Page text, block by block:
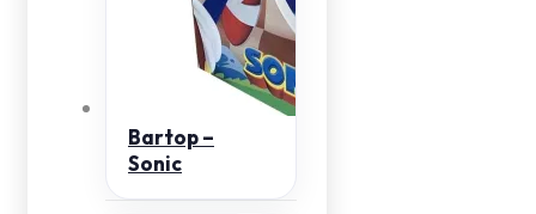
Bartop –
Sonic